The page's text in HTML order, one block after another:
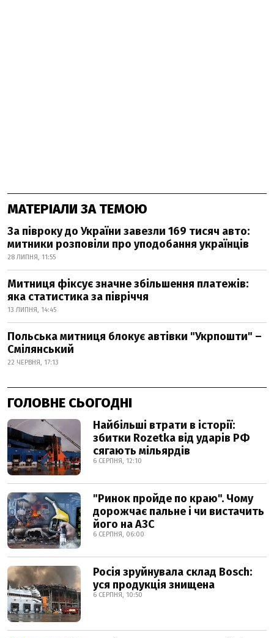
МАТЕРІАЛИ ЗА ТЕМОЮ
За півроку до України завезли 169 тисяч авто:
митники розповіли про уподобання українців
28 ЛИПНЯ, 11:55
Митниця фіксує значне збільшення платежів:
яка статистика за півріччя
13 ЛИПНЯ, 14:45
Польська митниця блокує автівки "Укрпошти" –
Смілянський
22 ЧЕРВНЯ, 17:13
ГОЛОВНЕ СЬОГОДНІ
Найбільші втрати в історії:
збитки Rozetka від ударів РФ
сягають мільярдів
6 СЕРПНЯ, 12:10
"Ринок пройде по краю". Чому
дорожчає пальне і чи вистачить
його на АЗС
6 СЕРПНЯ, 06:00
Росія зруйнувала склад Bosch:
уся продукція знищена
6 СЕРПНЯ, 10:50